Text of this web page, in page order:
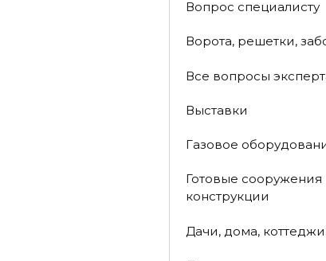
Вопрос специалисту
Ворота, решетки,
Все вопросы
Выставки
Газовое
Готовые сооружения
конструкции
Дачи, дома, коттеджи